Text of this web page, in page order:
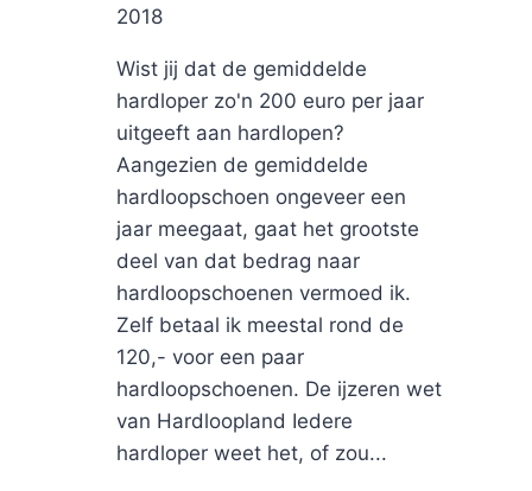
2018
Wist jij dat de gemiddelde
hardloper zo'n 200 euro per jaar
uitgeeft aan hardlopen?
Aangezien de gemiddelde
hardloopschoen ongeveer een
jaar meegaat, gaat het grootste
deel van dat bedrag naar
hardloopschoenen vermoed ik.
Zelf betaal ik meestal rond de
120,- voor een paar
hardloopschoenen. De ijzeren wet
van Hardloopland Iedere
hardloper weet het, of zou...